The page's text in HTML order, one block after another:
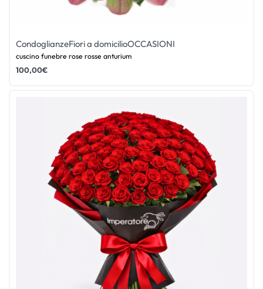
CondoglianzeFiori a domicilioOCCASIONI
cuscino funebre rose rosse anturium
100,00€